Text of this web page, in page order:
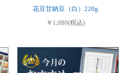
花豆甘納豆（白）220g
￥1,080(税込)